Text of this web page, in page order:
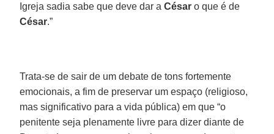
Igreja sadia sabe que deve dar aCésar o que é de
César.”
Trata-se de sair de um debate de tons fortemente
emocionais, a fim de preservar um espaço (religioso,
mas significativo para a vida pública) em que “o
penitente seja plenamente livre para dizer diante de